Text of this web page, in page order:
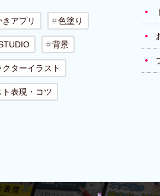
アプリ 色塗り
背景
ターイラスト
ト表現・コツ